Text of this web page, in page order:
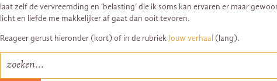
laat zelf de vervreemding en ‘belasting’ die ik soms kan ervaren er maar
licht en liefde me makkelijker af gaat dan ooit tevoren.
Reageer gerust hieronder (kort) of in de rubriekJouw verhaal (lang).